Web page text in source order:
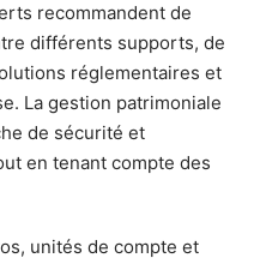
recommandent de
différents supports, de
réglementaires et
La gestion patrimoniale
de sécurité et
en tenant compte des
unités de compte et